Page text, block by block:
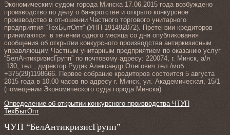
Экономическим судом города Минска 17.06.2015 года возбуждено
производство по делу о банкротстве и открыто конкурсное
производство в отношении Частного торгового унитарного
предприятия “ТехБытОпт” (УНП 191492072). Претензии кредиторов
принимаются в течении одного месяца со дня опубликования
сообщения об открытии конкурсного производства антиркизисным
управляющим Частным унитарным предприятием по оказанию услуг
“БелАнтикризисГрупп” по почтовому адресу: 220074, г. Минск, а/я
130, тел., директор Рудяк Александр Олегович тел./моб.
+375(29)1198666. Первое собрание кредиторов состоится 5 августа
2015 года в 10.00 часов по адресу г. Минск, ул. Академическая, 15/1
(помещении Экономического суда города Минска)
Определение об открытии конкурсного производства ЧТУП
ТехБытОпт
ЧУП “БелАнтикризисГрупп”